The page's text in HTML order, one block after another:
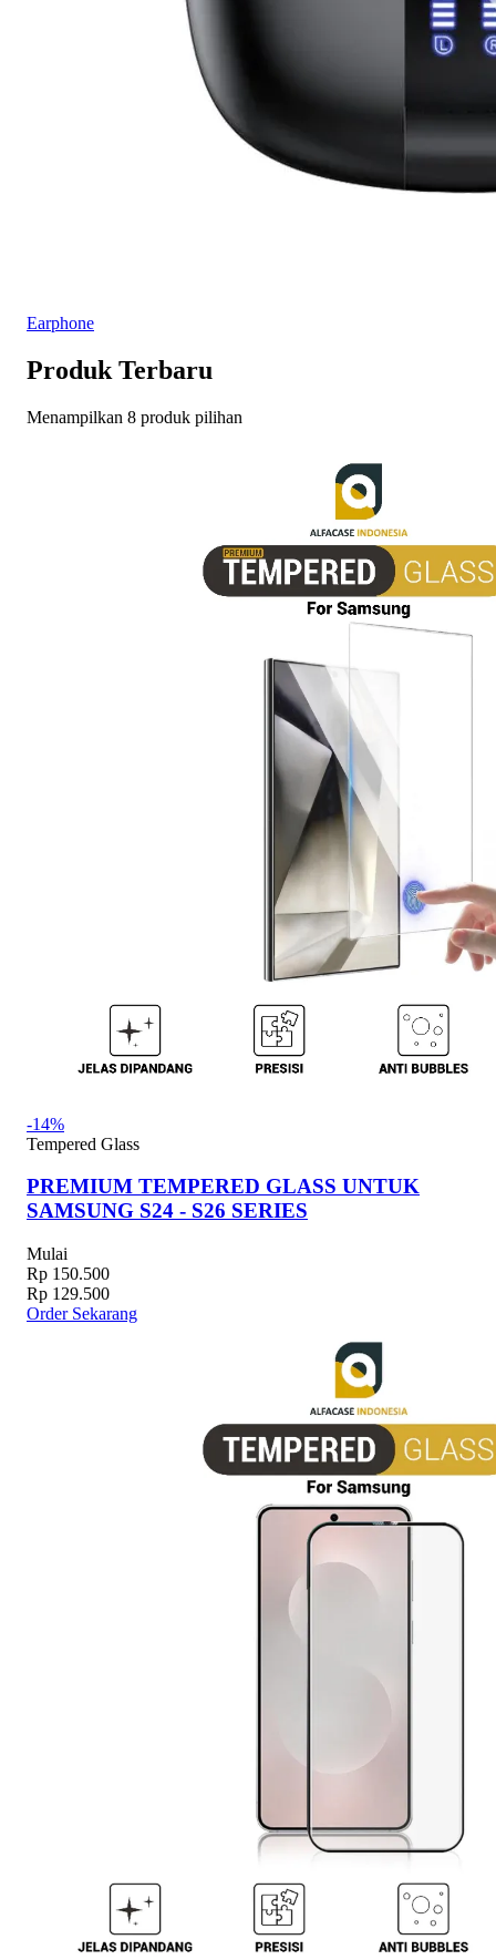
Earphone
Produk Terbaru
Menampilkan 8 produk pilihan
-14%
Tempered Glass
PREMIUM TEMPERED GLASS UNTUK
SAMSUNG S24 - S26 SERIES
Mulai
Rp 150.500
Rp 129.500
Order Sekarang